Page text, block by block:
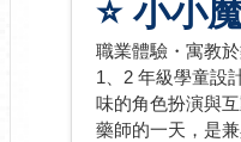
⭐ 小小
職業體驗・寓教
1、2 年級學童設
味的角色扮演與
藥師的一天，是